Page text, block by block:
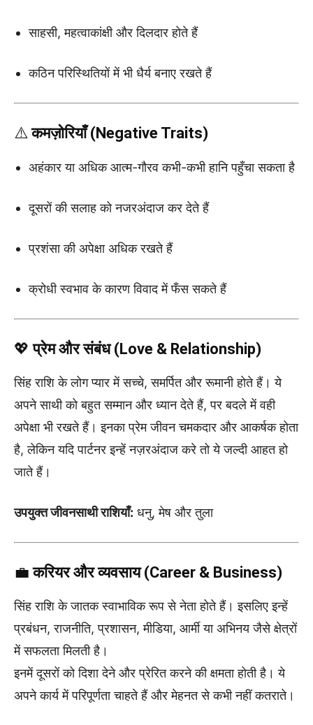
साहसी, महत्वाकांक्षी और दिलदार होते हैं
कठिन परिस्थितियों में भी धैर्य बनाए रखते हैं
⚠️कमज़ोरियाँ (Negative Traits)
अहंकार या अधिक आत्म-गौरव कभी-कभी हानि पहुँचा सकता है
दूसरों की सलाह को नजरअंदाज कर देते हैं
प्रशंसा की अपेक्षा अधिक रखते हैं
क्रोधी स्वभाव के कारण विवाद में फँस सकते हैं
💖प्रेम और संबंध (Love & Relationship)
सिंह राशि के लोग प्यार में सच्चे, समर्पित और रूमानी होते हैं। ये
अपने साथी को बहुत सम्मान और ध्यान देते हैं, पर बदले में वही
अपेक्षा भी रखते हैं। इनका प्रेम जीवन चमकदार और आकर्षक होता
है, लेकिन यदि पार्टनर इन्हें नज़रअंदाज करे तो ये जल्दी आहत हो
जाते हैं।
उपयुक्त जीवनसाथी राशियाँ: धनु, मेष और तुला
💼करियर और व्यवसाय (Career & Business)
सिंह राशि के जातक स्वाभाविक रूप से नेता होते हैं। इसलिए इन्हें
प्रबंधन, राजनीति, प्रशासन, मीडिया, आर्मी या अभिनय जैसे क्षेत्रों
में सफलता मिलती है।
इनमें दूसरों को दिशा देने और प्रेरित करने की क्षमता होती है। ये
अपने कार्य में परिपूर्णता चाहते हैं और मेहनत से कभी नहीं कतराते।